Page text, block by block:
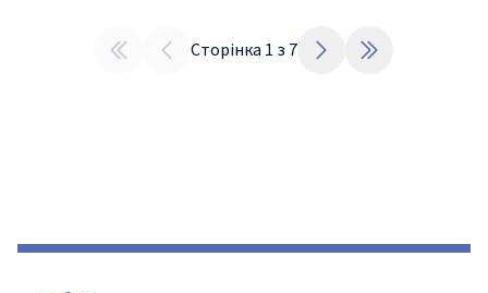
Сторінка 1 з 7